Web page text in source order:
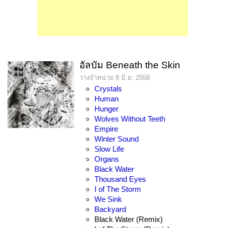
อัลบัม Beneath the Skin
วางจำหน่าย 8 มิ.ย. 2558
Crystals
Human
Hunger
Wolves Without Teeth
Empire
Winter Sound
Slow Life
Organs
Black Water
Thousand Eyes
I of The Storm
We Sink
Backyard
Black Water (Remix)